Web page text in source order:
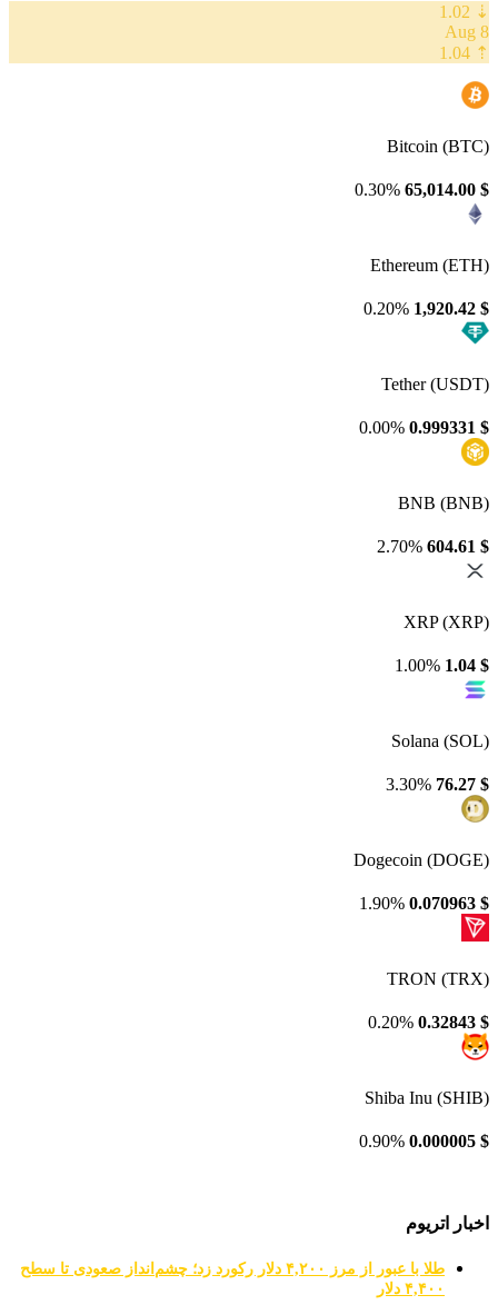
⇣ 1.02
8 Aug
⇡ 1.04
Bitcoin (BTC)
$
65,014.00
0.30%
Ethereum (ETH)
$
1,920.42
0.20%
Tether (USDT)
$
0.999331
0.00%
BNB (BNB)
$
604.61
2.70%
XRP (XRP)
$
1.04
1.00%
Solana (SOL)
$
76.27
3.30%
Dogecoin (DOGE)
$
0.070963
1.90%
TRON (TRX)
$
0.32843
0.20%
Shiba Inu (SHIB)
$
0.000005
0.90%
اخبار اتریوم
طلا با عبور از مرز ۴,۲۰۰ دلار رکورد زد؛ چشم‌انداز صعودی تا سطح
۴,۴۰۰ دلار